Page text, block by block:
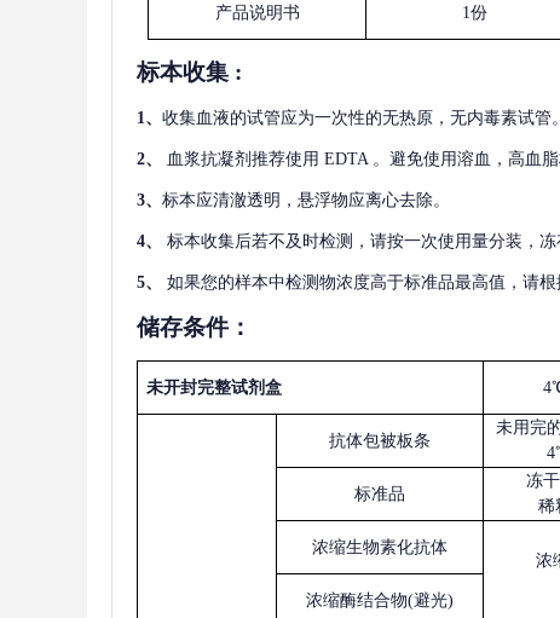
产品说明书 1份
标本收集 :
1、 收集血液的试管应为一次性的无热原，无内毒素试管。
2、 血浆抗凝剂推荐使用 EDTA 。避免使用溶血，高血脂
3、 标本应清澈透明，悬浮物应离心去除。
4、 标本收集后若不及时检测，请按一次使用量分装，冻
5、 如果您的样本中检测物浓度高于标准品最高值，请根
储存条件：
未开封完整试剂盒
抗体包被板条
未用完
标准品
冻
稀
浓缩生物素化抗体
浓
浓缩酶结合物(避光)